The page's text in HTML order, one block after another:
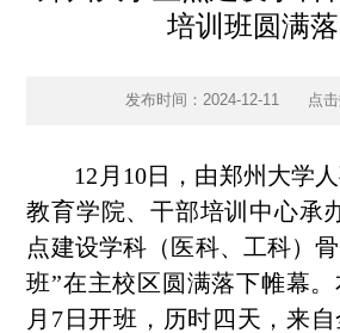
培训班圆满
发布时间：2024-12-11 点击
12月10日，由郑州大学
教育学院、干部培训中心承
点建设学科（医科、工科）
班”在主校区圆满落下帷幕。
月7日开班，历时四天，来自